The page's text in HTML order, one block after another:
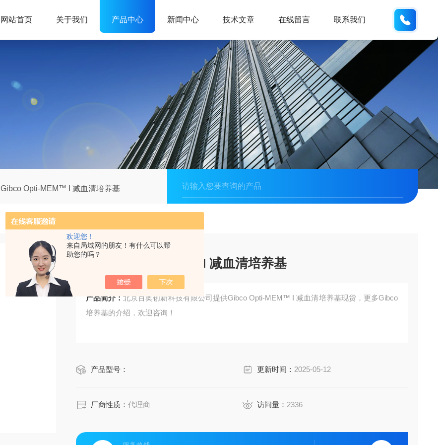
欢迎您！
来自局域网的朋友！有什么可以帮
助您的吗？
网站首页 关于我们 产品中心 新闻中心 技术文章 在线留言 联系我们
Gibco Opti-MEM™ I 减血清培养基
Gibco Opti-MEM™ I 减血清培养基
产品简介：北京百奥创新科技有限公司提供Gibco Opti-MEM™ I 减血清培养基现货，更多Gibco
培养基的介绍，欢迎咨询！
产品型号： 更新时间： 2025-05-12
厂商性质：代理商 访问量： 2336